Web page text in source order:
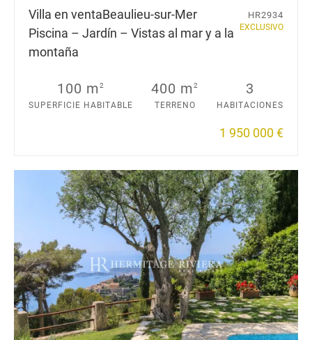
Villa en ventaBeaulieu-sur-Mer
Piscina – Jardín – Vistas al mar y a la
montaña
HR2934
EXCLUSIVO
100 m2
SUPERFICIE HABITABLE
400 m2
TERRENO
3
HABITACIONES
1 950 000 €